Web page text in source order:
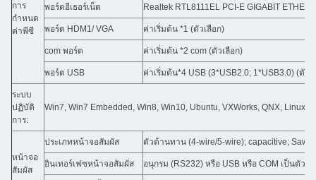
การ
กำหนด
ค่าพีซี
พอร์ตอีเธอร์เน็ต Realtek RTL8111EL PCI-E GIGABIT
พอร์ต HDM1/ VGA ค่าเริ่มต้น *1 (ตัวเลือก)
com พอร์ต ค่าเริ่มต้น *2 com (ตัวเลือก)
พอร์ต USB ค่าเริ่มต้น*4 USB (3*USB2.0; 1*USB3.0) (ตัวเ
ระบบ
ปฏิบัติ
การ:
Win7, Win7 Embedded, Win8, Win10, Ubuntu, VXWorks, QNX, Linux,
หน้าจอ
สัมผัส
ประเภทหน้าจอสัมผัส ตัวต้านทาน (4-wire/5-wire); capacitive; Saw/
อินเทอร์เฟซหน้าจอสัมผัส อนุกรม (RS232) หรือ USB หรือ COM เป็นตัวเลื